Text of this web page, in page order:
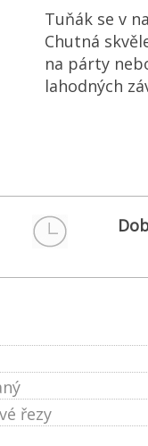
Tuňák se v
Chutná
na párty
lahodných
řezy